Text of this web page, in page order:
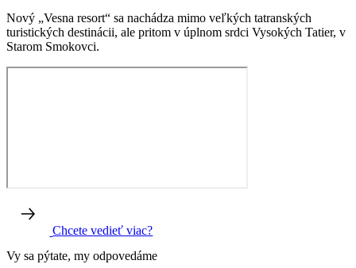
Nový „Vesna resort“ sa nachádza mimo veľkých tatranských
turistických destinácii, ale pritom v úplnom srdci Vysokých Tatier, v
Starom Smokovci.
Chcete vedieť viac?
Vy sa pýtate, my odpovedáme